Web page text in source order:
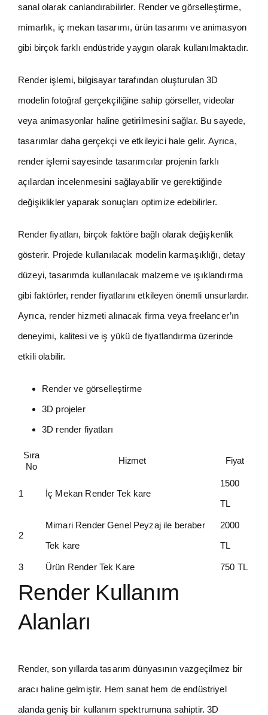
sanal olarak canlandırabilirler. Render ve görselleştirme,
mimarlık, iç mekan tasarımı, ürün tasarımı ve animasyon
gibi birçok farklı endüstride yaygın olarak kullanılmaktadır.
Render işlemi, bilgisayar tarafından oluşturulan 3D
modelin fotoğraf gerçekçiliğine sahip görseller, videolar
veya animasyonlar haline getirilmesini sağlar. Bu sayede,
tasarımlar daha gerçekçi ve etkileyici hale gelir. Ayrıca,
render işlemi sayesinde tasarımcılar projenin farklı
açılardan incelenmesini sağlayabilir ve gerektiğinde
değişiklikler yaparak sonuçları optimize edebilirler.
Render fiyatları, birçok faktöre bağlı olarak değişkenlik
gösterir. Projede kullanılacak modelin karmaşıklığı, detay
düzeyi, tasarımda kullanılacak malzeme ve ışıklandırma
gibi faktörler, render fiyatlarını etkileyen önemli unsurlardır.
Ayrıca, render hizmeti alınacak firma veya freelancer’ın
deneyimi, kalitesi ve iş yükü de fiyatlandırma üzerinde
etkili olabilir.
Render ve görselleştirme
3D projeler
3D render fiyatları
Sıra
No
Hizmet Fiyat
1 İç Mekan Render Tek kare
1500
TL
2
Mimari Render Genel Peyzaj ile beraber
Tek kare
2000
TL
3 Ürün Render Tek Kare 750 TL
Render Kullanım
Alanları
Render, son yıllarda tasarım dünyasının vazgeçilmez bir
aracı haline gelmiştir. Hem sanat hem de endüstriyel
alanda geniş bir kullanım spektrumuna sahiptir. 3D